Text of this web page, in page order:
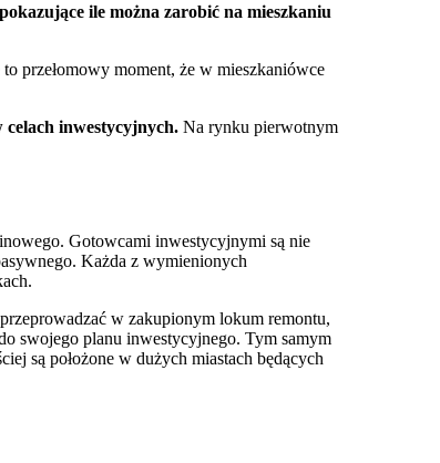
ile można zarobić na mieszkaniu
przełomowy moment, że w mieszkaniówce
inwestycyjnych. Na rynku pierwotnym
Gotowcami inwestycyjnymi są nie
Każda z wymienionych
w zakupionym lokum remontu,
swojego planu inwestycyjnego. Tym samym
są położone w dużych miastach będących